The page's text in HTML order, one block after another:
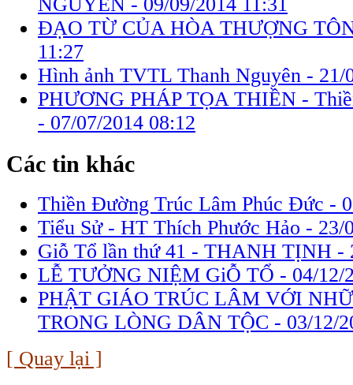
ĐẠO TỪ CỦA HÒA THƯỢNG
11:27
Hình ảnh TVTL Thanh Nguyên - 21/
PHƯƠNG PHÁP TỌA THIỀN -
- 07/07/2014 08:12
Các tin khác
Thiền Đường Trúc Lâm Phúc Đức -
Tiểu Sử - HT Thích Phước Hảo - 23/
Giỗ Tổ lần thứ 41 - THANH TỊNH -
LỄ TƯỞNG NIỆM GiỖ TỔ - 04/12/
PHẬT GIÁO TRÚC LÂM VỚI
TRONG LÒNG DÂN TỘC - 03/12/
[ Quay lại ]